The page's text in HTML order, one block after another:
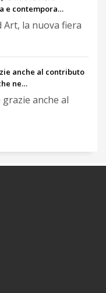
e contempora…
Art, la nuova fiera
anche al contributo
ne…
anche al